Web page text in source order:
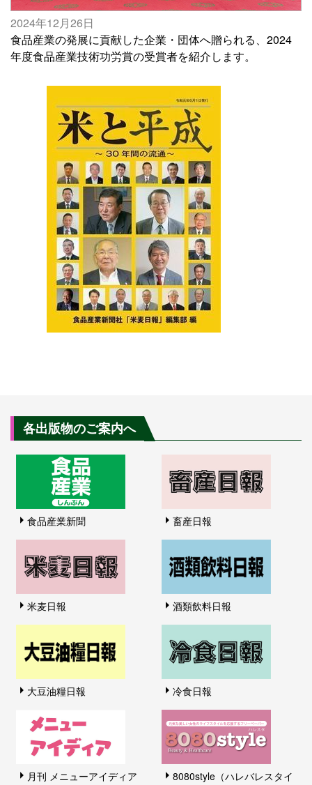
2024年12月26日
食品産業の発展に貢献した企業・団体へ贈られる、2024
年度食品産業技術功労賞の受賞者を紹介します。
各出版物のご案内へ
食品産業新聞 畜産日報
米麦日報 酒類飲料日報
大豆油糧日報 冷食日報
月刊 メニューアイディア
8080style（ハレバレスタイ